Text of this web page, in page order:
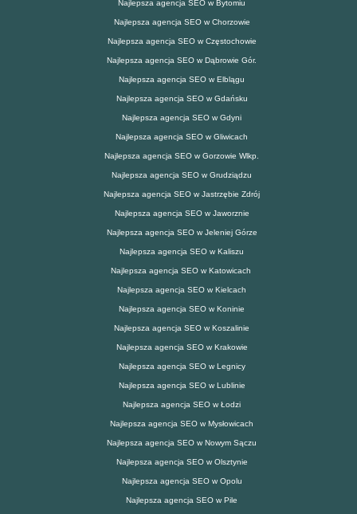
Najlepsza agencja SEO w Bytomiu
Najlepsza agencja SEO w Chorzowie
Najlepsza agencja SEO w Częstochowie
Najlepsza agencja SEO w Dąbrowie Gór.
Najlepsza agencja SEO w Elblągu
Najlepsza agencja SEO w Gdańsku
Najlepsza agencja SEO w Gdyni
Najlepsza agencja SEO w Gliwicach
Najlepsza agencja SEO w Gorzowie Wlkp.
Najlepsza agencja SEO w Grudziądzu
Najlepsza agencja SEO w Jastrzębie Zdrój
Najlepsza agencja SEO w Jaworznie
Najlepsza agencja SEO w Jeleniej Górze
Najlepsza agencja SEO w Kaliszu
Najlepsza agencja SEO w Katowicach
Najlepsza agencja SEO w Kielcach
Najlepsza agencja SEO w Koninie
Najlepsza agencja SEO w Koszalinie
Najlepsza agencja SEO w Krakowie
Najlepsza agencja SEO w Legnicy
Najlepsza agencja SEO w Lublinie
Najlepsza agencja SEO w Łodzi
Najlepsza agencja SEO w Mysłowicach
Najlepsza agencja SEO w Nowym Sączu
Najlepsza agencja SEO w Olsztynie
Najlepsza agencja SEO w Opolu
Najlepsza agencja SEO w Pile